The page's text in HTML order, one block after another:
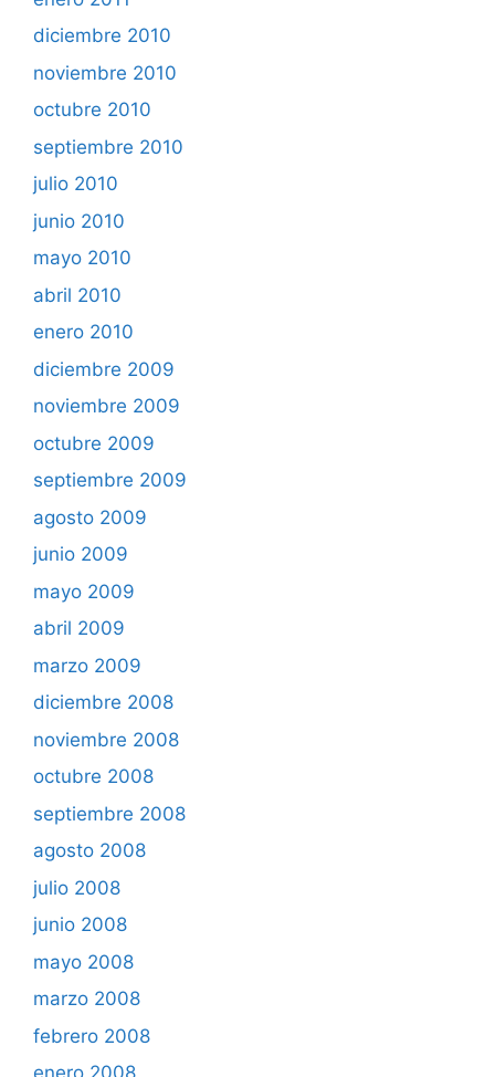
diciembre 2010
noviembre 2010
octubre 2010
septiembre 2010
julio 2010
junio 2010
mayo 2010
abril 2010
enero 2010
diciembre 2009
noviembre 2009
octubre 2009
septiembre 2009
agosto 2009
junio 2009
mayo 2009
abril 2009
marzo 2009
diciembre 2008
noviembre 2008
octubre 2008
septiembre 2008
agosto 2008
julio 2008
junio 2008
mayo 2008
marzo 2008
febrero 2008